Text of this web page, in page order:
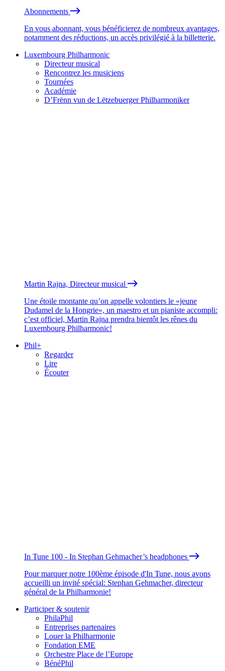
Abonnements
En vous abonnant, vous bénéficierez de nombreux avantages,
notamment des réductions, un accès privilégié à la billetterie.
Luxembourg Philharmonic
Directeur musical
Rencontrez les musiciens
Tournées
Académie
D’Frënn vun de Lëtzebuerger Philharmoniker
Martin Rajna, Directeur musical
Une étoile montante qu’on appelle volontiers le «jeune
Dudamel de la Hongrie», un maestro et un pianiste accompli:
c’est officiel, Martin Rajna prendra bientôt les rênes du
Luxembourg Philharmonic!
Phil+
Regarder
Lire
Écouter
In Tune 100 - In Stephan Gehmacher’s headphones
Pour marquer notre 100ème épisode d'In Tune, nous avons
accueilli un invité spécial: Stephan Gehmacher, directeur
général de la Philharmonie!
Participer & soutenir
PhilaPhil
Entreprises partenaires
Louer la Philharmonie
Fondation EME
Orchestre Place de l’Europe
BénéPhil